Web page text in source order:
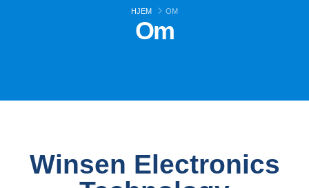
HJEM OM
Om
Winsen Electronics